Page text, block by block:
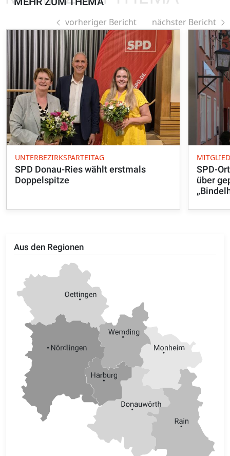
Aus den Regionen
vorheriger Bericht nächster Bericht
UNTERBEZIRKSPARTEITAG
SPD Donau-Ries wählt erstmals
Doppelspitze
SPD-
über